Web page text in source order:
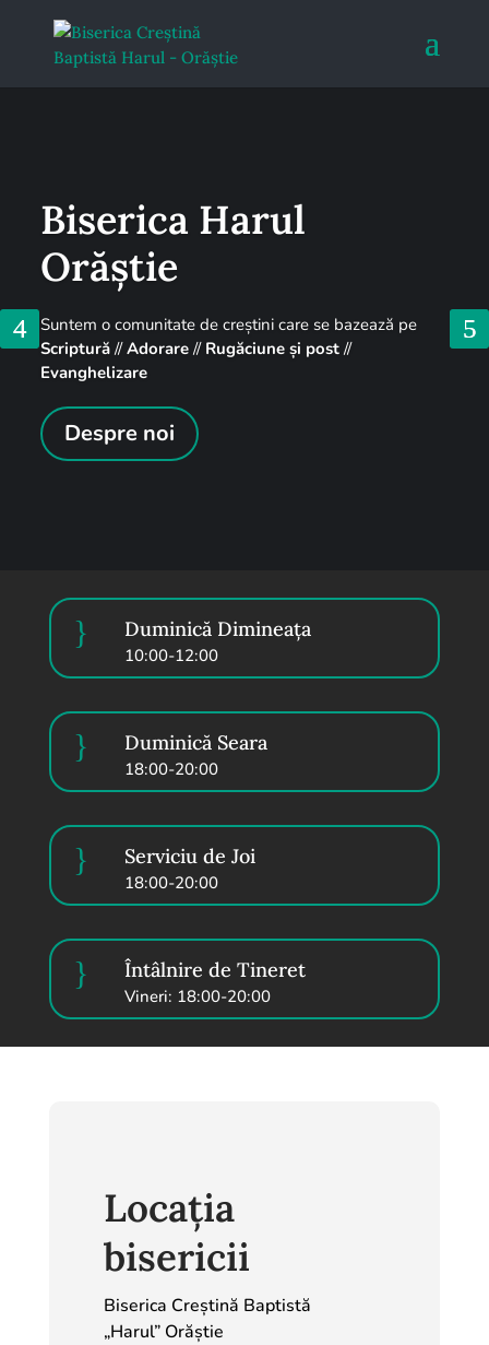
Biserica Harul
Orăștie
Suntem o comunitate de creștini care se bazează pe
Scriptură //Adorare // Rugăciune și post //
Evanghelizare
Despre noi
} Duminică Dimineața
10:00-12:00
} Duminică Seara
18:00-20:00
} Serviciu de Joi
18:00-20:00
} Întâlnire de Tineret
Vineri: 18:00-20:00
Locația
bisericii
Biserica Creștină Baptistă
„Harul” Orăștie